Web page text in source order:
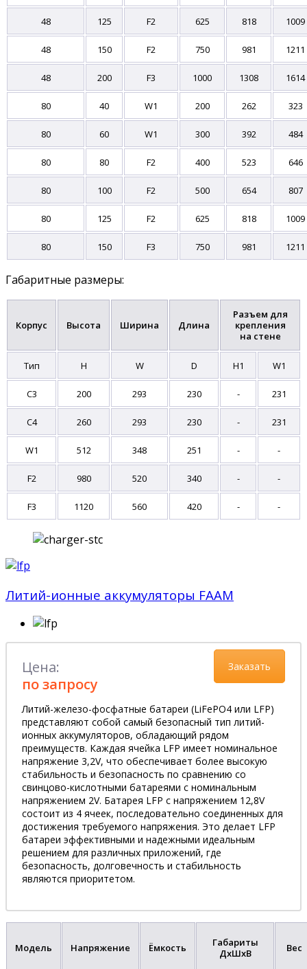
48 125 F2 625 818 1009
48 150 F2 750 981 1211
48 200 F3 1000 1308 1614
80 40 W1 200 262 323
80 60 W1 300 392 484
80 80 F2 400 523 646
80 100 F2 500 654 807
80 125 F2 625 818 1009
80 150 F3 750 981 1211
Габаритные размеры:
Корпус Высота Ширина Длина
Разъем для
крепления
на стене
Тип H W D H1 W1
C3 200 293 230 - 231
C4 260 293 230 - 231
W1 512 348 251 - -
F2 980 520 340 - -
F3 1120 560 420 - -
Литий-ионные аккумуляторы FAAM
Заказать
Цена:
по запросу
Литий-железо-фосфатные батареи (LiFePO4 или LFP)
представляют собой самый безопасный тип литий-
ионных аккумуляторов, обладающий рядом
преимуществ. Каждая ячейка LFP имеет номинальное
напряжение 3,2V, что обеспечивает более высокую
стабильность и безопасность по сравнению со
свинцово-кислотными батареями с номинальным
напряжением 2V. Батарея LFP с напряжением 12,8V
состоит из 4 ячеек, последовательно соединенных для
достижения требуемого напряжения. Это делает LFP
батареи эффективными и надежными идеальным
решением для различных приложений, где
безопасность, долговечность и стабильность
являются приоритетом.
Модель Напряжение Ёмкость
Габариты
ДхШхВ
Вес